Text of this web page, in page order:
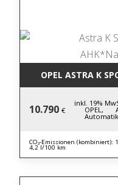
OPEL ASTRA K
10.790 €
inkl. 19%
OPEL,
Automatik
CO₂-Emissionen
4,2 l/100 km